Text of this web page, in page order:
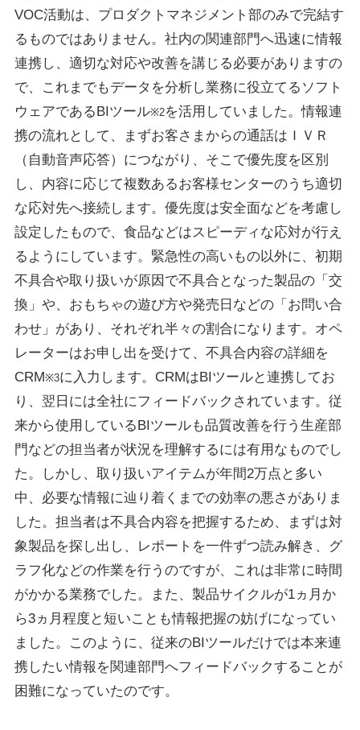
VOC活動は、プロダクトマネジメント部のみで完結す
るものではありません。社内の関連部門へ迅速に情報
連携し、適切な対応や改善を講じる必要がありますの
で、これまでもデータを分析し業務に役立てるソフト
ウェアであるBIツール※2を活用していました。情報連
携の流れとして、まずお客さまからの通話はＩＶＲ
（自動音声応答）につながり、そこで優先度を区別
し、内容に応じて複数あるお客様センターのうち適切
な応対先へ接続します。優先度は安全面などを考慮し
設定したもので、食品などはスピーディな応対が行え
るようにしています。緊急性の高いもの以外に、初期
不具合や取り扱いが原因で不具合となった製品の「交
換」や、おもちゃの遊び方や発売日などの「お問い合
わせ」があり、それぞれ半々の割合になります。オペ
レーターはお申し出を受けて、不具合内容の詳細を
CRM※3に入力します。CRMはBIツールと連携してお
り、翌日には全社にフィードバックされています。従
来から使用しているBIツールも品質改善を行う生産部
門などの担当者が状況を理解するには有用なものでし
た。しかし、取り扱いアイテムが年間2万点と多い
中、必要な情報に辿り着くまでの効率の悪さがありま
した。担当者は不具合内容を把握するため、まずは対
象製品を探し出し、レポートを一件ずつ読み解き、グ
ラフ化などの作業を行うのですが、これは非常に時間
がかかる業務でした。また、製品サイクルが1ヵ月か
ら3ヵ月程度と短いことも情報把握の妨げになってい
ました。このように、従来のBIツールだけでは本来連
携したい情報を関連部門へフィードバックすることが
困難になっていたのです。